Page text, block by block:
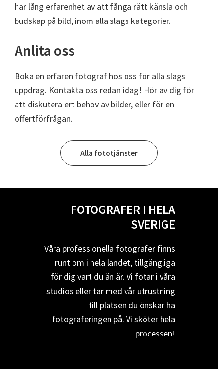
har lång erfarenhet av att fånga rätt känsla och
budskap på bild, inom alla slags kategorier.
Anlita oss
Boka en erfaren fotograf hos oss för alla slags
uppdrag. Kontakta oss redan idag! Hör av dig för
att diskutera ert behov av bilder, eller för en
offertförfrågan.
Alla fototjänster
FOTOGRAFER I HELA
SVERIGE
Våra professionella fotografer finns
runt om i hela landet, tillgängliga
för dig vart du än är. Vi fotar i våra
studios eller tar med vår utrustning
till platsen du önskar ha
fotograferingen på. Vi sköter hela
processen!